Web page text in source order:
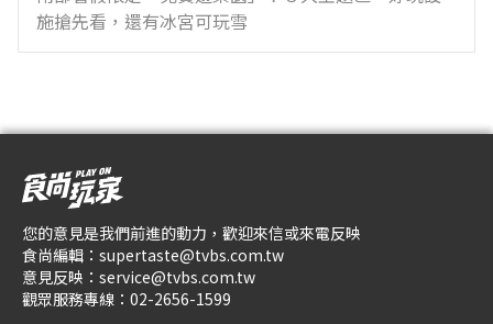
施搶先看，還有冰宮可玩雪
您的意見是我們前進的動力，歡迎來信或來電反映
食尚編輯： supertaste@tvbs.com.tw
意見反映： service@tvbs.com.tw
觀眾服務專線： 02-2656-1599